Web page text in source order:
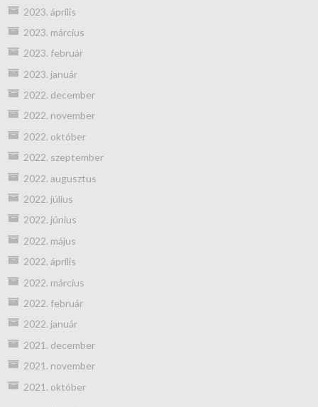
2023. április
2023. március
2023. február
2023. január
2022. december
2022. november
2022. október
2022. szeptember
2022. augusztus
2022. július
2022. június
2022. május
2022. április
2022. március
2022. február
2022. január
2021. december
2021. november
2021. október